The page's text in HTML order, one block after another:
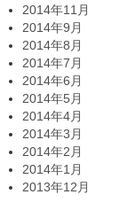
2014年11月
2014年9月
2014年8月
2014年7月
2014年6月
2014年5月
2014年4月
2014年3月
2014年2月
2014年1月
2013年12月